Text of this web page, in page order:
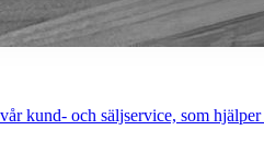
kund- och säljservice, som